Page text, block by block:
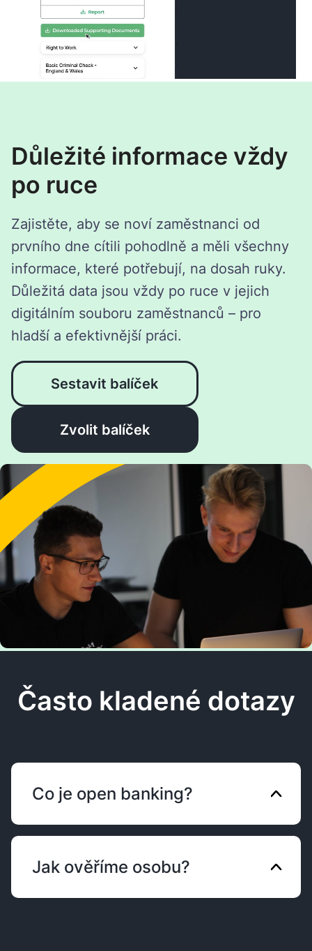
potenciálním nájemci. K dispozici máte také
podpůrné dokumenty, které byly sdíleny v
rámci procesu ověřování.
Důležité informace vždy
po ruce
Zajistěte, aby se noví zaměstnanci od
prvního dne cítili pohodlně a měli všechny
informace, které potřebují, na dosah ruky.
Důležitá data jsou vždy po ruce v jejich
digitálním souboru zaměstnanců – pro
hladší a efektivnější práci.
Sestavit balíček
Zvolit balíček
Často kladené dotazy